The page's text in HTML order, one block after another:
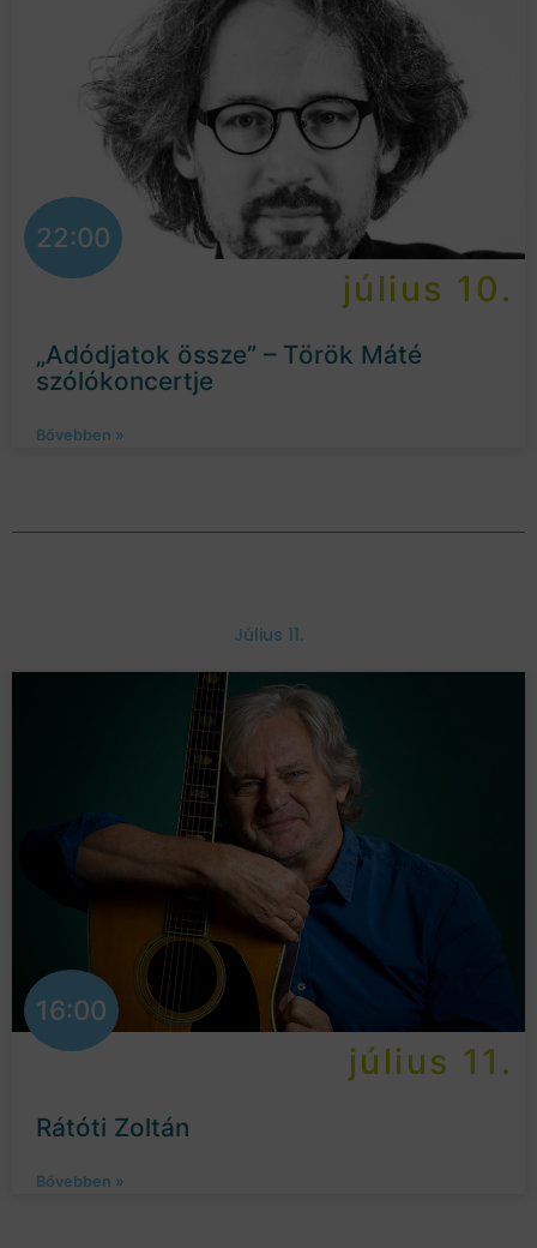
22:00
július 10.
„Adódjatok össze” – Török Máté
szólókoncertje
Bővebben »
Július 11.
16:00
július 11.
Rátóti Zoltán
Bővebben »